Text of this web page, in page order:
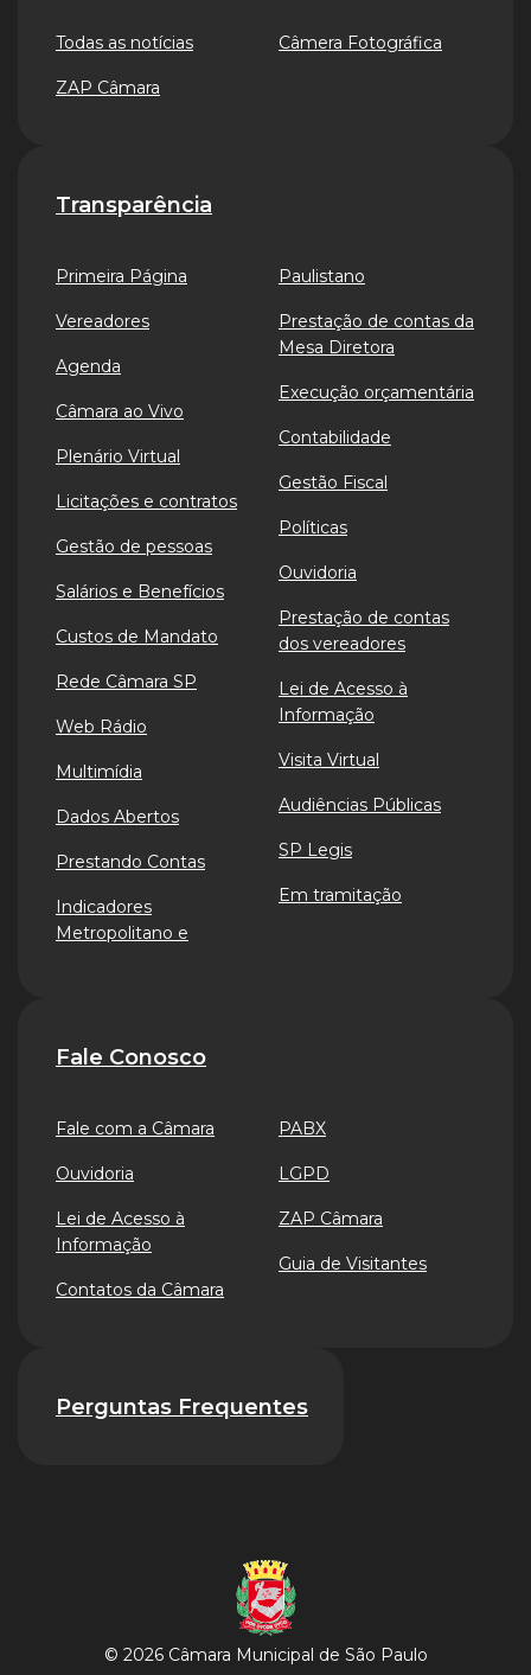
Todas as notícias
ZAP Câmara
Câmera Fotográfica
Transparência
Primeira Página
Vereadores
Agenda
Câmara ao Vivo
Plenário Virtual
Licitações e contratos
Gestão de pessoas
Salários e Benefícios
Custos de Mandato
Rede Câmara SP
Web Rádio
Multimídia
Dados Abertos
Prestando Contas
Indicadores
Metropolitano e
Paulistano
Prestação de contas da
Mesa Diretora
Execução orçamentária
Contabilidade
Gestão Fiscal
Políticas
Ouvidoria
Prestação de contas
dos vereadores
Lei de Acesso à
Informação
Visita Virtual
Audiências Públicas
SP Legis
Em tramitação
Fale Conosco
Fale com a Câmara
Ouvidoria
Lei de Acesso à
Informação
Contatos da Câmara
PABX
LGPD
ZAP Câmara
Guia de Visitantes
Perguntas Frequentes
© 2026 Câmara Municipal de São Paulo